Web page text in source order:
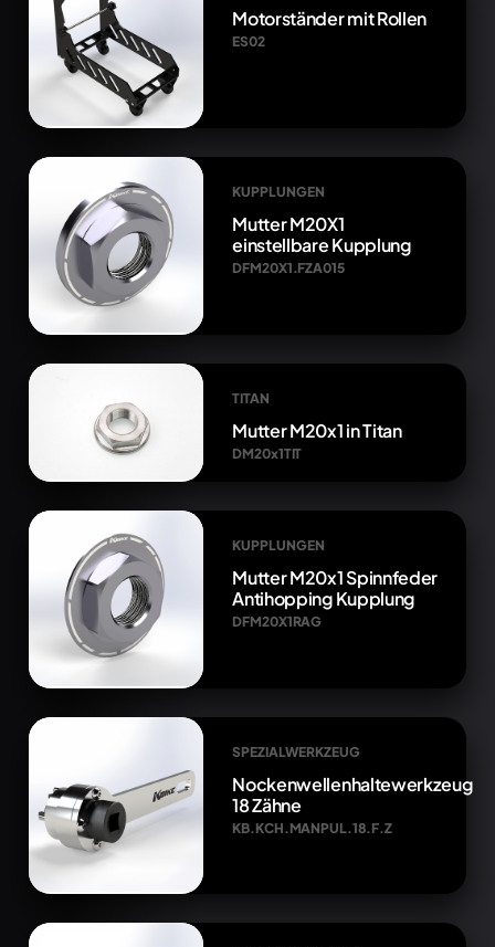
Motorständer mit Rollen
ES02
KUPPLUNGEN
Mutter M20X1
einstellbare Kupplung
DFM20X1.FZA015
TITAN
Mutter M20x1 in Titan
DM20x1TIT
KUPPLUNGEN
Mutter M20x1 Spinnfeder
Antihopping Kupplung
DFM20X1RAG
SPEZIALWERKZEUG
Nockenwellenhaltewerkzeug
18 Zähne
KB.KCH.MANPUL.18.F.Z